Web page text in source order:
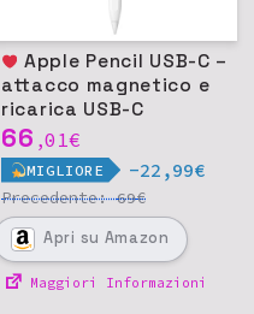
Apple Pencil USB-C –
attacco magnetico e
ricarica USB-C
66 ,01€
MIGLIORE -22,99€
Precedente:69€
Apri su Amazon
Maggiori Informazioni